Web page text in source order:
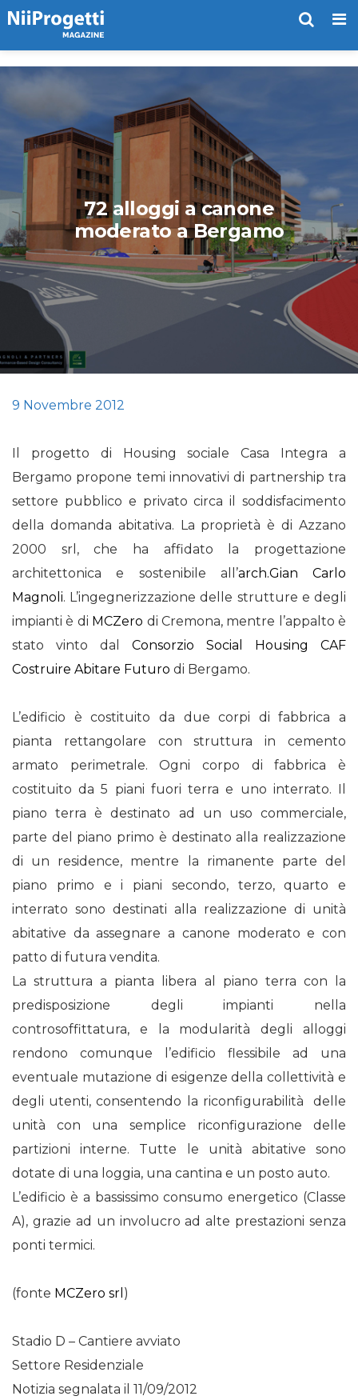
72 alloggi a canone
moderato a Bergamo
9 Novembre 2012
Il progetto di Housing sociale Casa Integra a
Bergamo propone temi innovativi di partnership tra
settore pubblico e privato circa il soddisfacimento
della domanda abitativa. La proprietà è di Azzano
2000 srl, che ha affidato la progettazione
architettonica e sostenibile all’arch.Gian Carlo
Magnoli. L’ingegnerizzazione delle strutture e degli
impianti è di MCZero di Cremona, mentre l’appalto è
stato vinto dal Consorzio Social Housing CAF
Costruire Abitare Futuro di Bergamo.
L’edificio è costituito da due corpi di fabbrica a
pianta rettangolare con struttura in cemento
armato perimetrale. Ogni corpo di fabbrica è
costituito da 5 piani fuori terra e uno interrato. Il
piano terra è destinato ad un uso commerciale,
parte del piano primo è destinato alla realizzazione
di un residence, mentre la rimanente parte del
piano primo e i piani secondo, terzo, quarto e
interrato sono destinati alla realizzazione di unità
abitative da assegnare a canone moderato e con
patto di futura vendita.
La struttura a pianta libera al piano terra con la
predisposizione degli impianti nella
controsoffittatura, e la modularità degli alloggi
rendono comunque l’edificio flessibile ad una
eventuale mutazione di esigenze della collettività e
degli utenti, consentendo la riconfigurabilità delle
unità con una semplice riconfigurazione delle
partizioni interne. Tutte le unità abitative sono
dotate di una loggia, una cantina e un posto auto.
L’edificio è a bassissimo consumo energetico (Classe
A), grazie ad un involucro ad alte prestazioni senza
ponti termici.
(fonte MCZero srl )
Stadio D – Cantiere avviato
Settore Residenziale
Notizia segnalata il 11/09/2012